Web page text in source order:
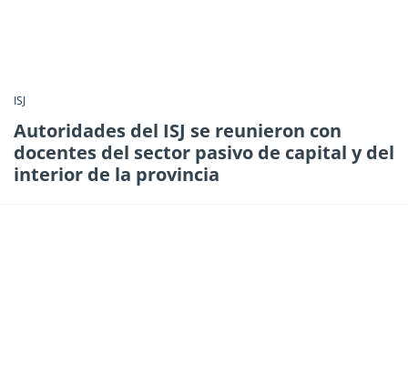
ISJ
Autoridades del ISJ se reunieron con
docentes del sector pasivo de capital y del
interior de la provincia